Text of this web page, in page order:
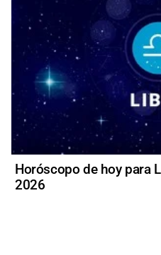
Horóscopo de hoy para
2026